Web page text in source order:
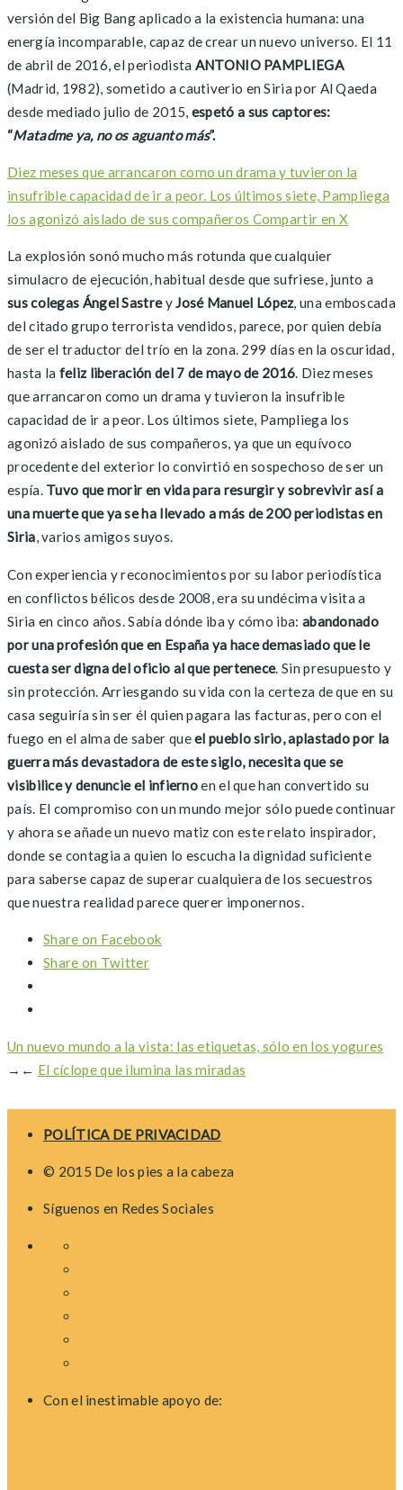
versión del Big Bang aplicado a la existencia humana: una
energía incomparable, capaz de crear un nuevo universo. El 11
de abril de 2016, el periodista ANTONIO PAMPLIEGA
(Madrid, 1982), sometido a cautiverio en Siria por Al Qaeda
desde mediado julio de 2015, espetó a sus captores:
“Matadme ya, no os aguanto más”.
Diez meses que arrancaron como un drama y tuvieron la
insufrible capacidad de ir a peor. Los últimos siete, Pampliega
los agonizó aislado de sus compañeros Compartir en X
La explosión sonó mucho más rotunda que cualquier
simulacro de ejecución, habitual desde que sufriese, junto a
sus colegas Ángel SastreyJosé Manuel López, una emboscada
del citado grupo terrorista vendidos, parece, por quien debía
de ser el traductor del trío en la zona. 299 días en la oscuridad,
hasta la feliz liberación del 7 de mayo de 2016. Diez meses
que arrancaron como un drama y tuvieron la insufrible
capacidad de ir a peor. Los últimos siete, Pampliega los
agonizó aislado de sus compañeros, ya que un equívoco
procedente del exterior lo convirtió en sospechoso de ser un
espía. Tuvo que morir en vida para resurgir y sobrevivir así a
una muerte que ya se ha llevado a más de 200 periodistas en
Siria, varios amigos suyos.
Con experiencia y reconocimientos por su labor periodística
en conflictos bélicos desde 2008, era su undécima visita a
Siria en cinco años. Sabía dónde iba y cómo iba: abandonado
por una profesión que en España ya hace demasiado que le
cuesta ser digna del oficio al que pertenece. Sin presupuesto y
sin protección. Arriesgando su vida con la certeza de que en su
casa seguiría sin ser él quien pagara las facturas, pero con el
fuego en el alma de saber queel pueblo sirio, aplastado por la
guerra más devastadora de este siglo, necesita que se
visibilice y denuncie el infiernoen el que han convertido su
país. El compromiso con un mundo mejor sólo puede continuar
y ahora se añade un nuevo matiz con este relato inspirador,
donde se contagia a quien lo escucha la dignidad suficiente
para saberse capaz de superar cualquiera de los secuestros
que nuestra realidad parece querer imponernos.
Share on Facebook
Share on Twitter
Un nuevo mundo a la vista: las etiquetas, sólo en los yogures
→ ← El cíclope que ilumina las miradas
POLÍTICA DE PRIVACIDAD
© 2015 De los pies a la cabeza
Síguenos en Redes Sociales
Con el inestimable apoyo de: